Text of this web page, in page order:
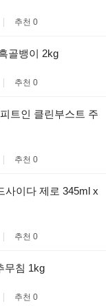
추천 0
골뱅이 2kg
추천 0
트인 클린부스트 주
추천 0
사이다 제로 345ml x
추천 0
무침 1kg
추천 0